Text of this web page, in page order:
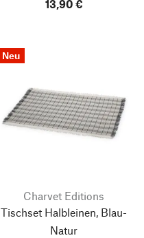
13,90 €
Neu
Charvet Editions
Tischset Halbleinen, Blau-
Natur